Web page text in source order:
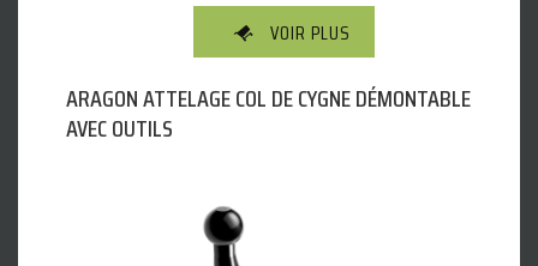
VOIR PLUS
ARAGON ATTELAGE COL DE CYGNE DÉMONTABLE
AVEC OUTILS